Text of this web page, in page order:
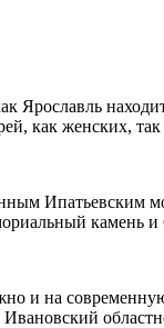
как женских,
Ипатьевским
камень
и на